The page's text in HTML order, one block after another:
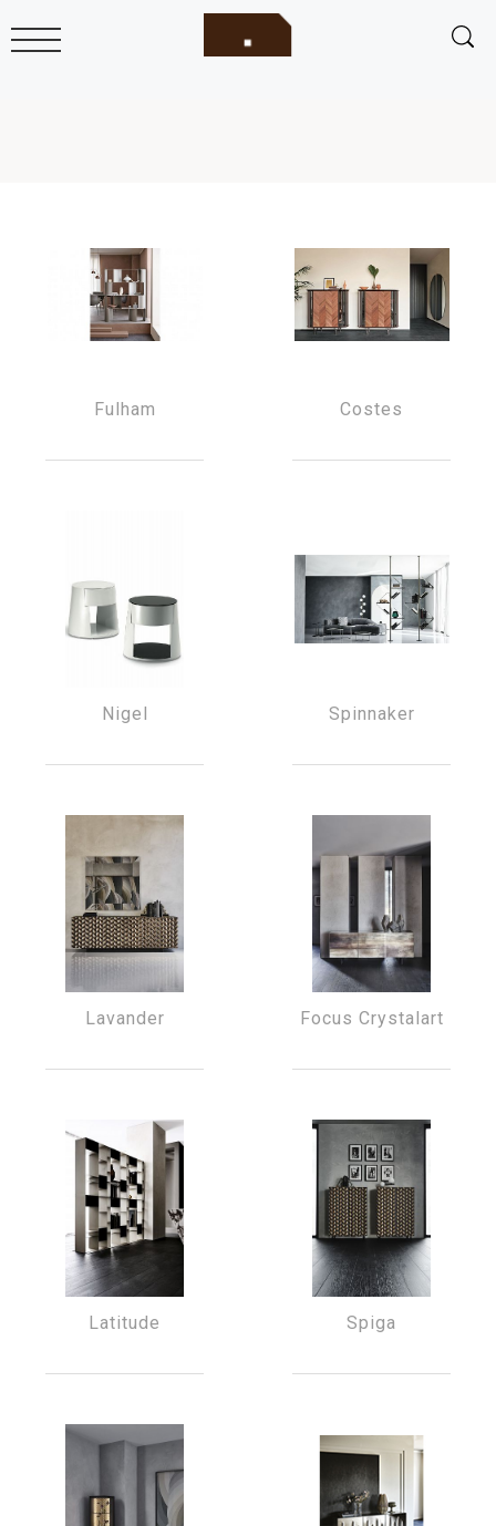
Fulham Costes
Nigel Spinnaker
Lavander Focus Crystalart
Latitude Spiga